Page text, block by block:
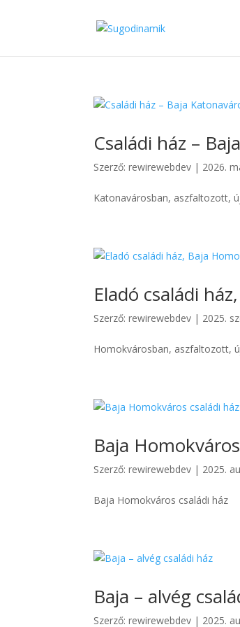
Családi ház –
Szerző:rewirewebdev | 2026.
Katonavárosban, aszfaltozott,
Eladó családi
Szerző:rewirewebdev | 2025.
Homokvárosban, aszfaltozott,
Baja
Szerző:rewirewebdev | 2025.
Baja Homokváros családi ház
Baja – alvég
Szerző:rewirewebdev | 2025.